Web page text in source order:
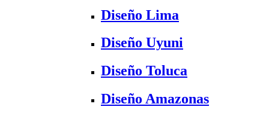
Diseño Lima
Diseño Uyuni
Diseño Toluca
Diseño Amazonas